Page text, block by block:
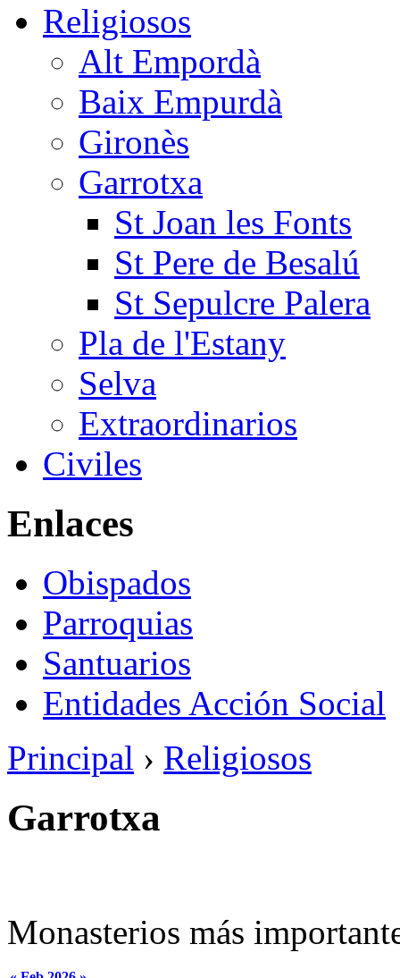
Religiosos
Alt Empordà
Baix Empurdà
Gironès
Garrotxa
St Joan les Fonts
St Pere de Besalú
St Sepulcre Palera
Pla de l'Estany
Selva
Extraordinarios
Civiles
Enlaces
Obispados
Parroquias
Santuarios
Entidades Acción Social
Principal › Religiosos
Garrotxa
Monasterios más